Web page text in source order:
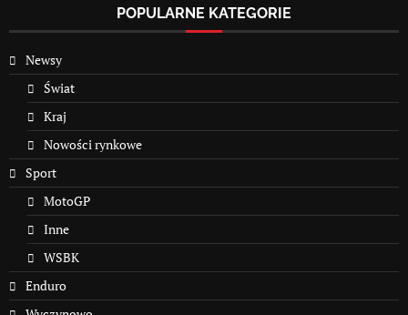
POPULARNE KATEGORIE
Newsy
Świat
Kraj
Nowości rynkowe
Sport
MotoGP
Inne
WSBK
Enduro